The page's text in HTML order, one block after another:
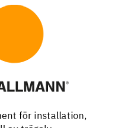
Designgolv med